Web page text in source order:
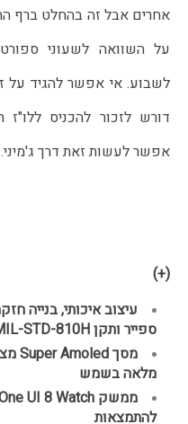
אפשר לעשות זאת דרך ג'מיני.
(+)
ספייר ותקן MIL-STD-810H
מלאה בשמש
להתמצאות